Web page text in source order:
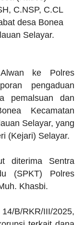
C.NSP, C.CL
desa Bonea
Selayar.
ke Polres
pengaduan
pemalsuan dan
Kecamatan
Selayar, yang
(Kejari) Selayar.
diterima Sentra
(SPKT) Polres
Khasbi.
B/RKR/III/2025,